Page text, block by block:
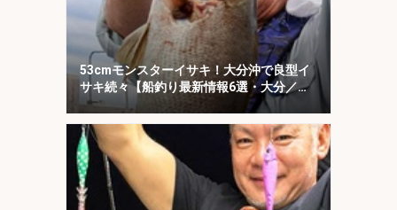
53cmモンスターイサキ！大分沖で良型イ
サキ続々【船釣り最新情報6選・大分／熊
本】